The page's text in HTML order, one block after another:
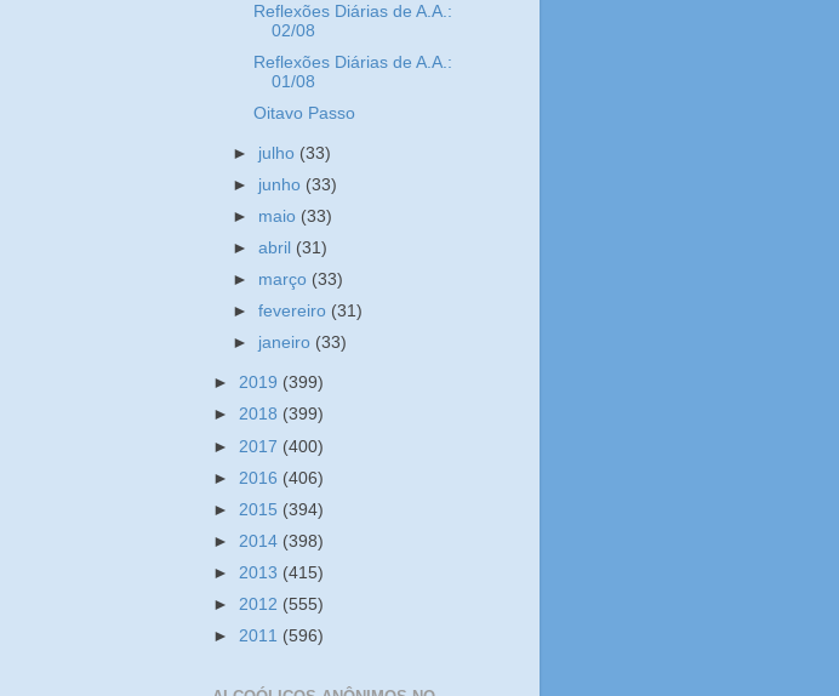
Reflexões Diárias de A.A.:
02/08
Reflexões Diárias de A.A.:
01/08
Oitavo Passo
► julho (33)
► junho (33)
► maio (33)
►abril (31)
► março (33)
►fevereiro (31)
► janeiro (33)
► 2019 (399)
► 2018 (399)
► 2017 (400)
► 2016 (406)
► 2015 (394)
► 2014 (398)
► 2013 (415)
► 2012 (555)
► 2011 (596)